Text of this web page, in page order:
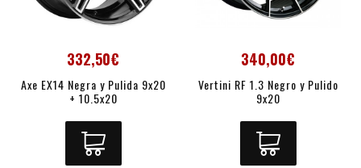
332,50€
Axe EX14 Negra y Pulida 9x20
+ 10.5x20
340,00€
Vertini RF 1.3 Negro y Pulido
9x20